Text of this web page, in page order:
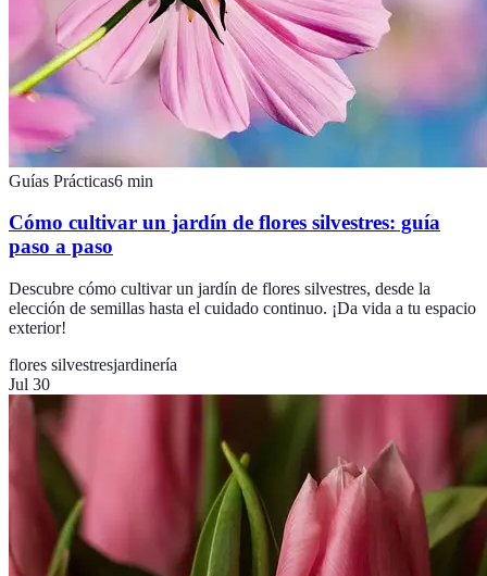
Guías Prácticas6 min
Cómo cultivar un jardín de flores silvestres: guía
paso a paso
Descubre cómo cultivar un jardín de flores silvestres, desde la
elección de semillas hasta el cuidado continuo. ¡Da vida a tu espacio
exterior!
flores silvestresjardinería
Jul 30